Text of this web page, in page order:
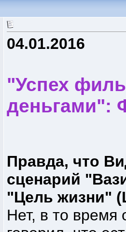
04.01.2016
"Успех
деньгами":
Правда, что
сценарий
"Цель жизни"
Нет, в то